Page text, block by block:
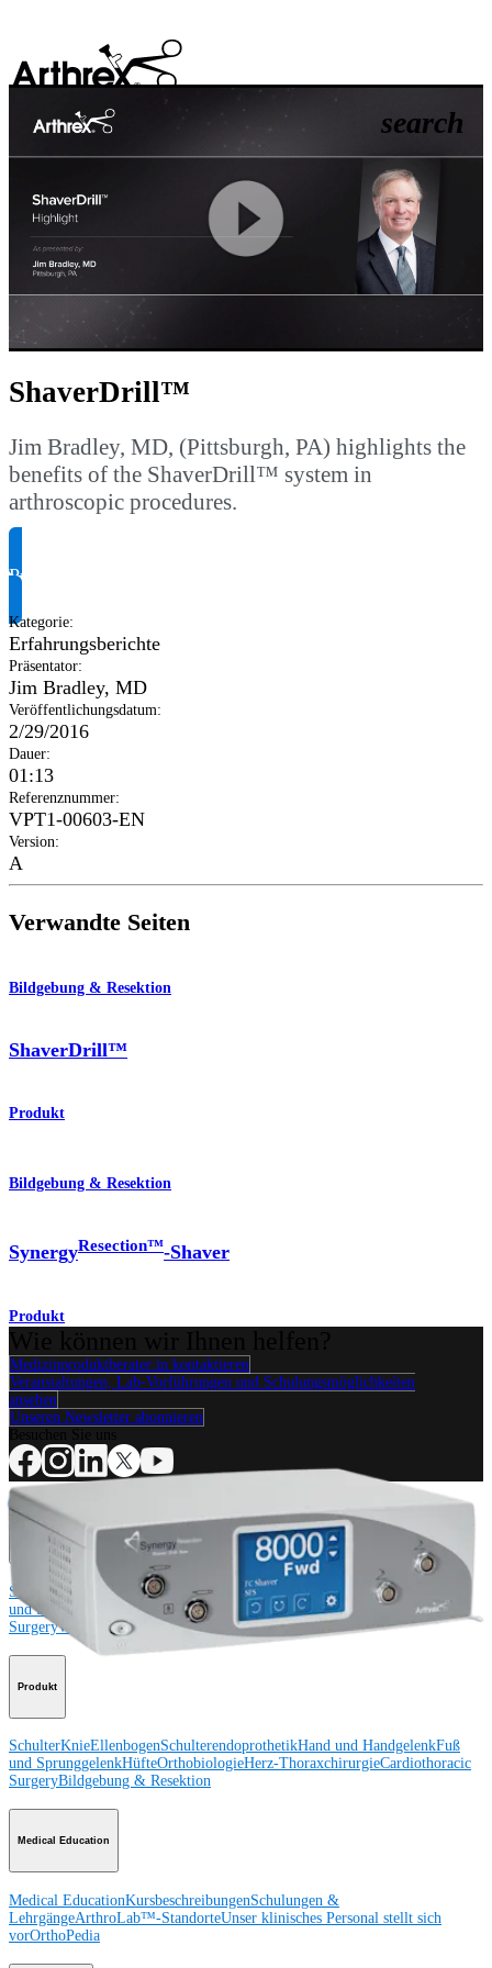
search
Play
Video
ShaverDrill™
Jim Bradley, MD, (Pittsburgh, PA) highlights the
benefits of the ShaverDrill™ system in
arthroscopic procedures.
Produktinformationen anfragen
Kategorie:
Erfahrungsberichte
Präsentator:
Jim Bradley, MD
Veröffentlichungsdatum:
2/29/2016
Dauer:
01:13
Referenznummer:
VPT1-00603-EN
Version:
A
Verwandte Seiten
Bildgebung & Resektion
ShaverDrill™
Produkt
Bildgebung & Resektion
SynergyResection™-Shaver
Produkt
Medizinproduktberater:in kontaktieren
Veranstaltungen, Lab-Vorführungen und Schulungsmöglichkeiten
ansehen
Unseren Newsletter abonnieren
Operationsverfahren
SchulterKnie EllenbogenSchulterendoprothetikHand und Handgelenk
und Sprunggelenk
TraumaHüfteOrthobiologie Cardiothoracic
SurgeryWirbelsäule
Produkt
SchulterKnieEllenbogenSchulterendoprothetikHand und HandgelenkFuß
und SprunggelenkHüfteOrthobiologieHerz-ThoraxchirurgieCardiothoracic
SurgeryBildgebung & Resektion
Medical Education
Medical EducationKursbeschreibungenSchulungen &
LehrgängeArthroLab™-StandorteUnser klinisches Personal stellt sich
vorOrthoPedia